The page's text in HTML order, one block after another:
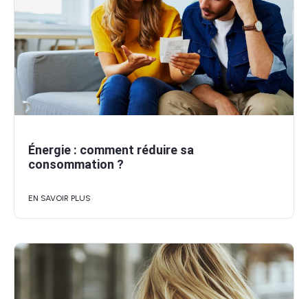
Énergie : comment réduire sa
consommation ?
EN SAVOIR PLUS